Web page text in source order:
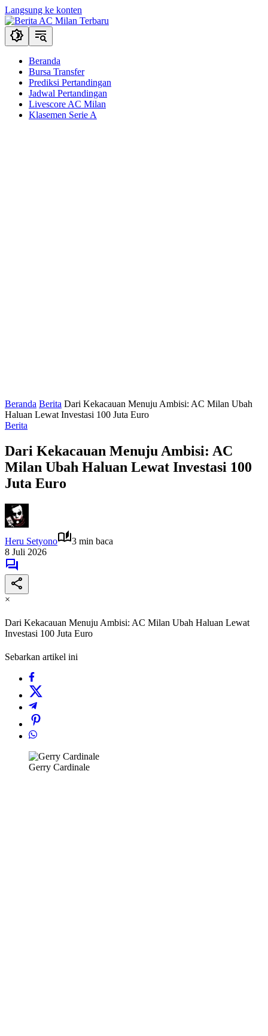
Langsung ke konten
Beranda
Bursa Transfer
Prediksi Pertandingan
Jadwal Pertandingan
Livescore AC Milan
Klasemen Serie A
Beranda Berita Dari Kekacauan Menuju Ambisi: AC Milan Ubah
Haluan Lewat Investasi 100 Juta Euro
Berita
Dari Kekacauan Menuju Ambisi: AC
Milan Ubah Haluan Lewat Investasi 100
Juta Euro
Heru Setyono
3 min baca
8 Juli 2026
×
Dari Kekacauan Menuju Ambisi: AC Milan Ubah Haluan Lewat
Investasi 100 Juta Euro
Sebarkan artikel ini
Gerry Cardinale